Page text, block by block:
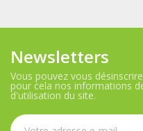
Newsletters
Vous pouvez vous
pour cela nos informations
d'utilisation du site.